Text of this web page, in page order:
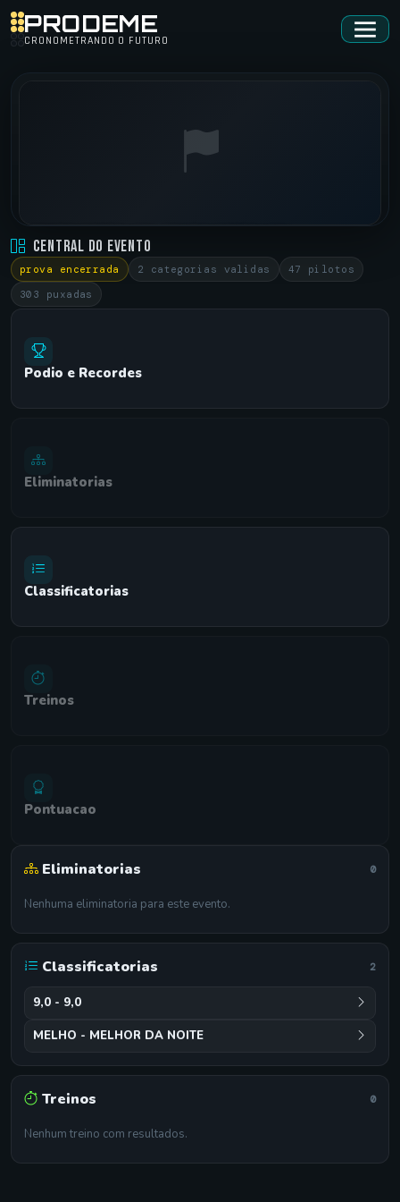
PRODEME
CRONOMETRANDO O FUTURO
QUINTA ADRENALINA • QUINTA ADRENALINA
ARENA • 25/01/2024
Central do Evento
prova encerrada 2 categorias validas
47 pilotos
303 puxadas
Podio e Recordes
Eliminatorias
Classificatorias
Treinos
Pontuacao
Eliminatorias 0
Nenhuma eliminatoria para este evento.
Classificatorias 2
9,0 - 9,0
MELHO - MELHOR DA NOITE
Treinos 0
Nenhum treino com resultados.